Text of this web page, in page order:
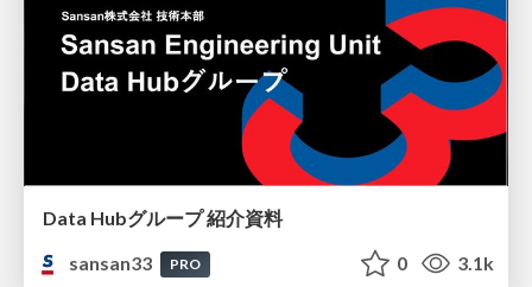
Data Hubグループ 紹介資料
sansan33
PRO 0 3.1k